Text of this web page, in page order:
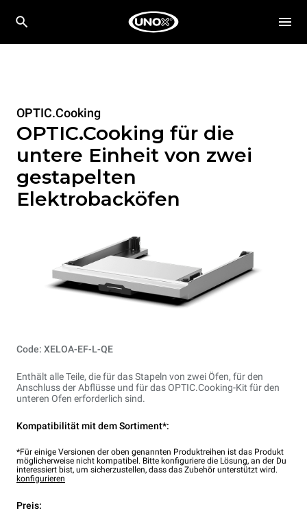
OPTIC.Cooking
OPTIC.Cooking für die
untere Einheit von zwei
gestapelten
Elektrobacköfen
Code: XELOA-EF-L-QE
Enthält alle Teile, die für das Stapeln von zwei Öfen, für den
Anschluss der Abflüsse und für das OPTIC.Cooking-Kit für den
unteren Ofen erforderlich sind.
Kompatibilität mit dem Sortiment*:
*Für einige Versionen der oben genannten Produktreihen ist das Produkt
möglicherweise nicht kompatibel. Bitte konfiguriere die Lösung, an der Du
interessiert bist, um sicherzustellen, dass das Zubehör unterstützt wird.
konfigurieren
Preis: